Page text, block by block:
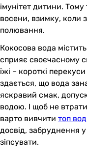
імунітет дитини.
восени, взимку, коли
полювання.
Кокосова вода
сприяє своєчасному
їжі – короткі
здається, що вода
яскравий смак,
водою. І щоб не
варто вивчити топ
досвід, забруднення
зіпсувати.